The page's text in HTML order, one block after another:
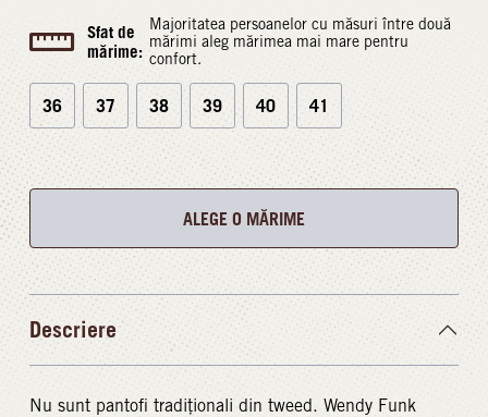
Sfat de
mărime:
Majoritatea persoanelor cu măsuri între două
mărimi aleg mărimea mai mare pentru
confort.
36 37 38 39 40 41
ALEGE O MĂRIME
Descriere
Nu sunt pantofi tradiționali din tweed. Wendy Funk